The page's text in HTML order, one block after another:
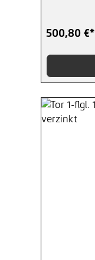
500,80 €*